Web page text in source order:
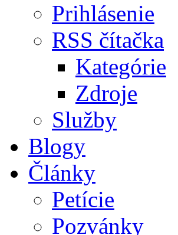
Prihlásenie
RSS čítačka
Kategórie
Zdroje
Služby
Blogy
Články
Petície
Pozvánky